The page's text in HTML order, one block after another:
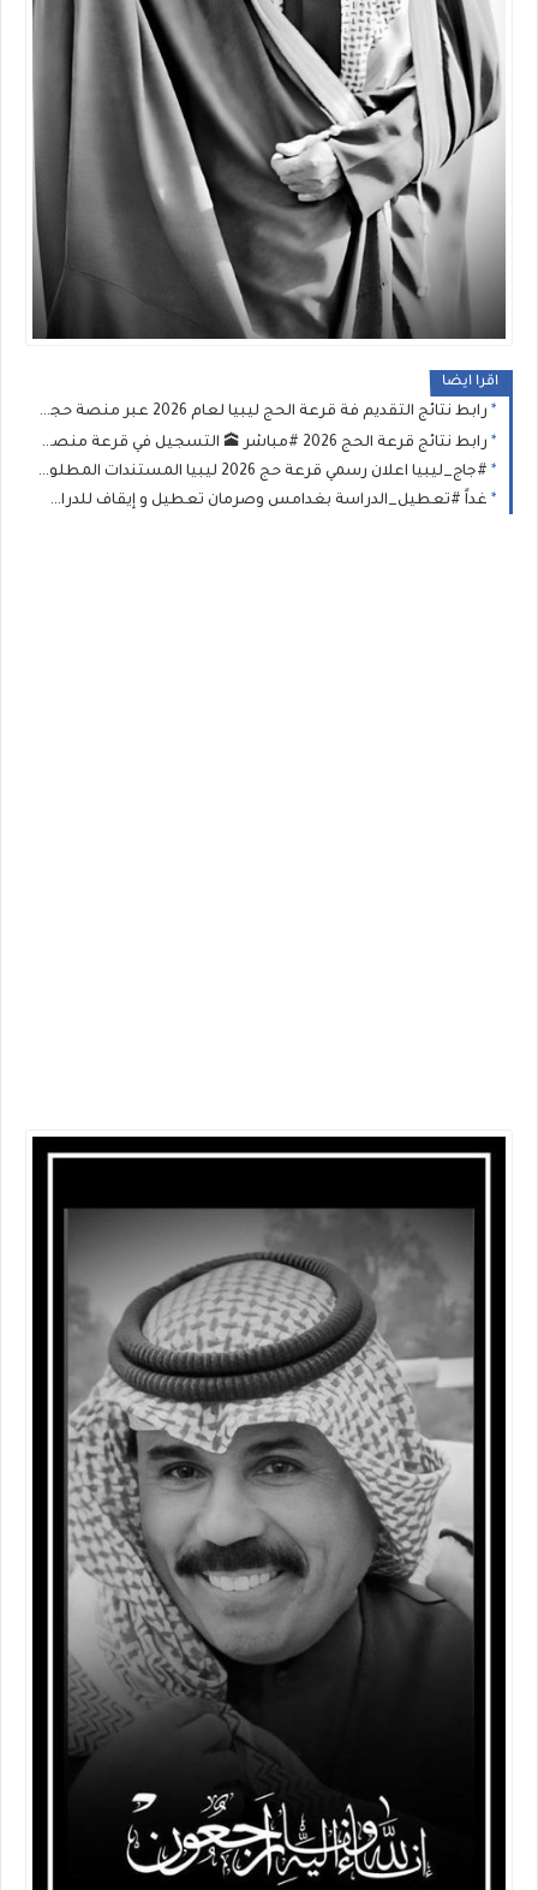
اقرا ايضا
رابط نتائج التقديم فة قرعة الحج ليبيا لعام 2026 عبر منصة حجاج الاستعلام عن أسماء الفائزين في قرعة الحج
رابط نتائج قرعة الحج 2026 #مباشر 🕋 التسجيل في قرعة منصة «حجاج» | مواعيد قرعة الحج 2026 في ليبيا ورابط الشرح والتقديم
#جاج_ليبيا اعلان رسمي قرعة حج 2026 ليبيا المستندات المطلوبة وطريقة التسجيل في قرعة الحج بمنصة حجاج ليبيا 2026-1447
غداً #تعطيل_الدراسة بغدامس وصرمان تعطيل و إيقاف للدراسة في هذا البلديات اجازة بالمدارس حتى يوم السبت